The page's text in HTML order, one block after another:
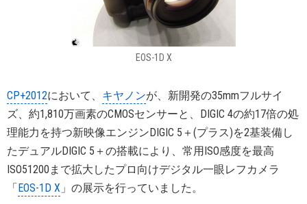
EOS-1D X
CP+2012において、 キヤノンが、新開発の35mmフルサイ
ズ、約1,810万画素のCMOSセンサーと、DIGIC 4の約17倍の処
理能力を持つ新映像エンジンDIGIC 5＋(プラス)を2基装備し
たデュアルDIGIC 5＋の搭載により、常用ISO感度を最高
ISO51200まで拡大したプロ向けデジタル一眼レフカメラ
「EOS-1D X 」の展示を行っていました。